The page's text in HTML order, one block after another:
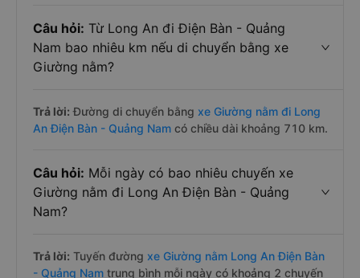
Câu hỏi: Từ Long An đi Điện Bàn - Quảng
Nam bao nhiêu km nếu di chuyển bằng xe
Giường nằm?
Trả lời: Đường di chuyển bằng xe Giường nằm đi Long
An Điện Bàn - Quảng Nam có chiều dài khoảng 710 km.
Câu hỏi: Mỗi ngày có bao nhiêu chuyến xe
Giường nằm đi Long An Điện Bàn - Quảng
Nam?
Trả lời: Tuyến đường xe Giường nằm Long An Điện Bàn
- Quảng Nam trung bình mỗi ngày có khoảng 2 chuyến